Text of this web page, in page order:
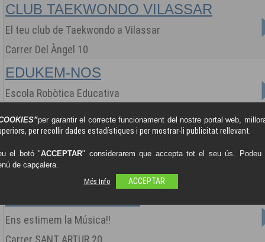
CLUB TAEKWONDO VILASSAR
El teu club de Taekwondo a Vilassar
Carrer Del Àngel 10
EDUKEM-NOS
Escola Robòtica Educativa
ESCOLA NAUTICA CARA AL VENT
Escola Nàutica i Club de Navegació
Carrer del callao s/n (Port de Mataró) Loc-38
Ens estimem la Música!!
Carrer SANT ARTUR 20
per garantir el correcte funcionament del nostre portal web,
per recollir dades estadístiques i per mostrar-li publicitat rellevant.
el botó "ACCEPTAR" considerarem que accepta tot el seu ús.
de capçalera.
Més Info
ACCEPTAR